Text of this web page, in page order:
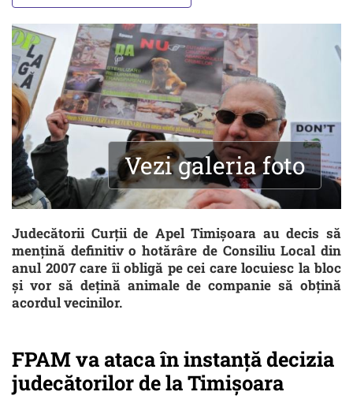
Vezi galeria foto
Judecătorii Curţii de Apel Timişoara au decis să
menţină definitiv o hotărâre de Consiliu Local din
anul 2007 care îi obligă pe cei care locuiesc la bloc
și vor să deţină animale de companie să obţină
acordul vecinilor.
FPAM va ataca în instanță decizia
judecătorilor de la Timișoara